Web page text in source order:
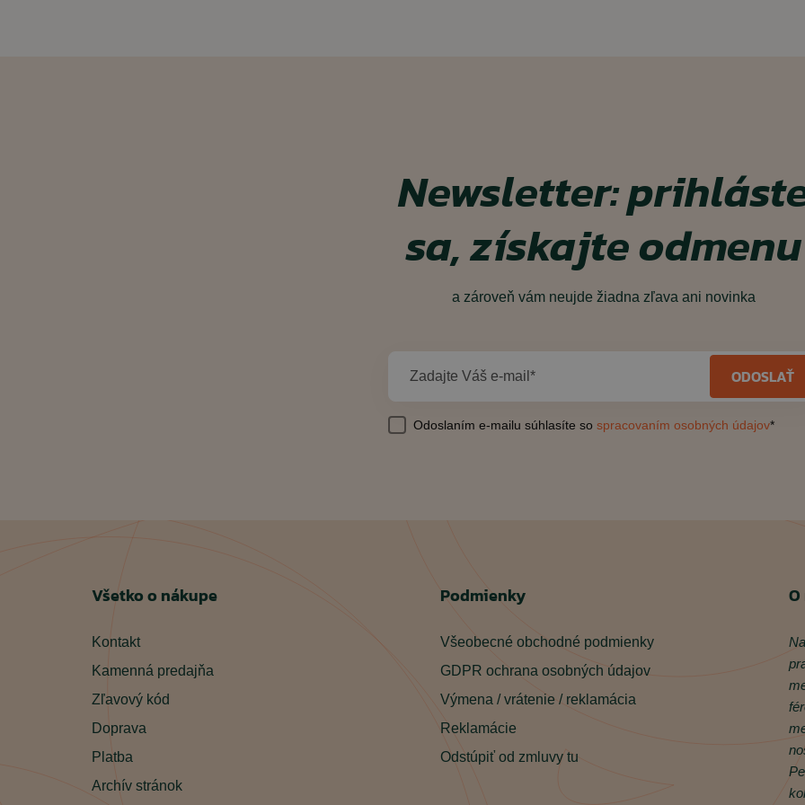
Newsletter:
sa, získajte odmenu
a zároveň vám neujde žiadna zľava ani novinka
Zadajte Váš e-mail* ODOSLAŤ
Odoslaním e-mailu súhlasíte so spracovaním osobných údajov*
Všetko o nákupe
Kontakt
Kamenná predajňa
Zľavový kód
Doprava
Platba
Archív stránok
Podmienky
Všeobecné obchodné podmienky
GDPR ochrana osobných údajov
Výmena / vrátenie / reklamácia
Reklamácie
Odstúpiť od zmluvy tu